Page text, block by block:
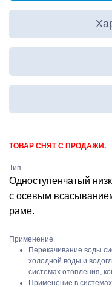
ТОВАР СНЯТ С ПРОДАЖИ.
Тип
Одноступенчатый
с осевым
раме.
Применение
Перекачивание воды
холодной воды и
системах отопления,
Применение в